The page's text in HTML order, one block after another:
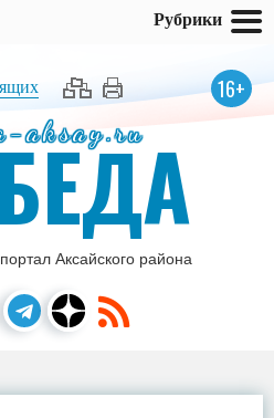
16+
aksay.ru
Аксайского района
Рубрики